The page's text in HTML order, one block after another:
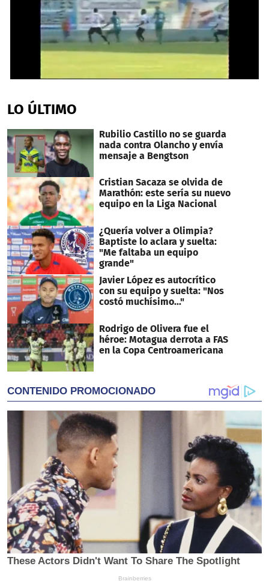
of
27
LO ÚLTIMO
Rubilio Castillo no se guarda
nada contra Olancho y envía
mensaje a Bengtson
Cristian Sacaza se olvida de
Marathón: este sería su nuevo
equipo en la Liga Nacional
¿Quería volver a Olimpia?
Baptiste lo aclara y suelta:
"Me faltaba un equipo
grande"
Javier López es autocrítico
con su equipo y suelta: "Nos
costó muchísimo..."
Rodrigo de Olivera fue el
héroe: Motagua derrota a FAS
en la Copa Centroamericana